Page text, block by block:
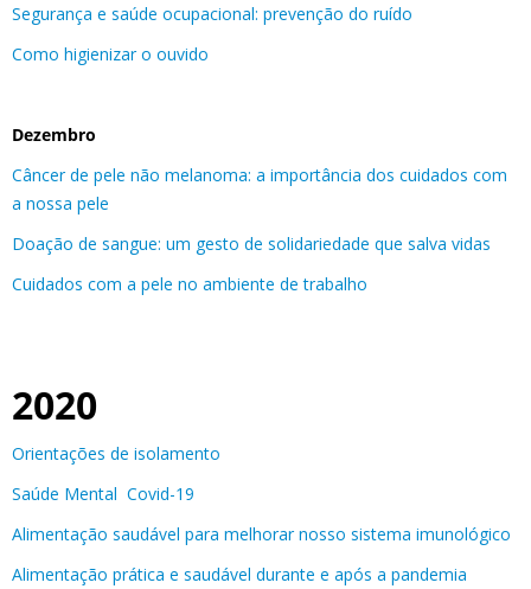
Segurança e saúde ocupacional: prevenção do ruído
Como higienizar o ouvido
Dezembro
Câncer de pele não melanoma: a importância dos cuidados com
a nossa pele
Doação de sangue: um gesto de solidariedade que salva vidas
Cuidados com a pele no ambiente de trabalho
2020
Orientações de isolamento
Saúde Mental Covid-19
Alimentação saudável para melhorar nosso sistema imunológico
Alimentação prática e saudável durante e após a pandemia